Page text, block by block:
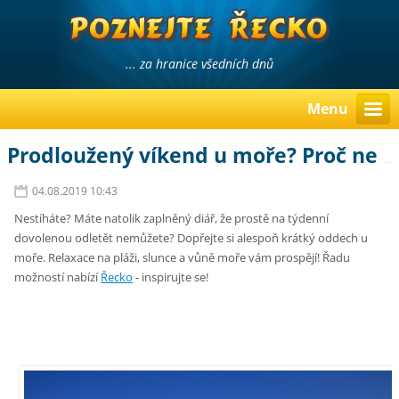
... za hranice všedních dnů
Menu
Prodloužený víkend u moře? Proč ne
04.08.2019 10:43
Nestíháte? Máte natolik zaplněný diář, že prostě na týdenní
dovolenou odletět nemůžete? Dopřejte si alespoň krátký oddech u
moře. Relaxace na pláži, slunce a vůně moře vám prospějí! Řadu
možností nabízíŘecko - inspirujte se!